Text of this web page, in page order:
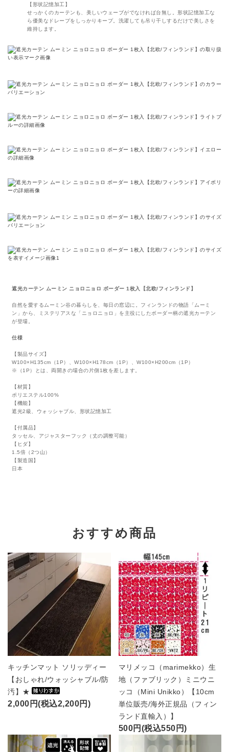
【形状記憶加工】
せっかくのカーテンも、美しいウェーブがでなければ台無し。形状記憶加工な
ら優美なドレープをしっかりキープ。洗濯しても吊り干しするだけで美しさを
維持します。
遮光カーテン ムーミン ニョロニョロ ボーダー 1枚入【北欧/フィンランド】
自然を愛するムーミン谷の暮らしを、毎日の窓辺に。フィンランドの物語「ムーミ
ン」から、ミステリアスな「ニョロニョロ」を主役にしたボーダー柄の遮光カーテン
が登場。
仕様
【製品サイズ】
W100×H135cm（1P）、W100×H178cm（1P）、W100×H200cm（1P）
※（1P）とは、両開きの場合の片側1枚を差します。
【材質】
ポリエステル100%
【機能】
遮光2級、ウォッシャブル、形状記憶加工
【付属品】
タッセル、アジャスターフック（丈の調整可能）
【ヒダ】
1.5倍（2つ山）
【製造国】
日本
おすすめ商品
キッチンマット ソリッディー
【おしゃれ/ウォッシャブル/防
汚】★
2,000円(税込2,200円)
マリメッコ（marimekko）生
地（ファブリック）ミニウニ
ッコ（Mini Unikko）【10cm
単位販売/海外正規品（フィン
ランド直輸入）】
500円(税込550円)